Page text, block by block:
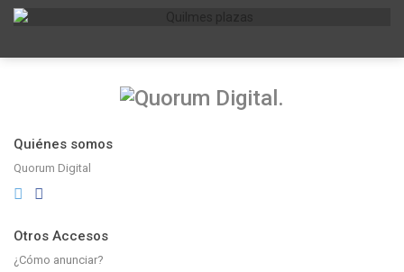
Quiénes somos
Quorum Digital
Otros Accesos
¿Cómo anunciar?